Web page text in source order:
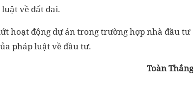
về đất đai.
hoạt động dự án trong trường hợp nhà đầu tư
pháp luật về đầu tư.
Toàn Thắng